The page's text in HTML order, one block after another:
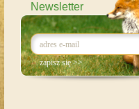
Newsletter